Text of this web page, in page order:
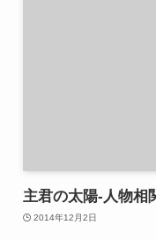
主君の太陽-人物相
2014年12月2日